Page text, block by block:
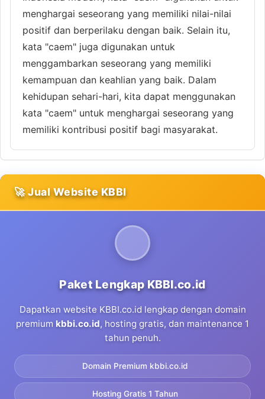
menghargai seseorang yang memiliki nilai-nilai
positif dan berperilaku dengan baik. Selain itu,
kata "caem" juga digunakan untuk
menggambarkan seseorang yang memiliki
kemampuan dan keahlian yang baik. Dalam
kehidupan sehari-hari, kita dapat menggunakan
kata "caem" untuk menghargai seseorang yang
memiliki kontribusi positif bagi masyarakat.
🚀 Jual Website KBBI
Paket Lengkap KBBI.co.id
Dapatkan website KBBI.co.id lengkap dengan domain
premium kbbi.co.id, hosting gratis, dan maintenance 1
tahun penuh.
Domain Premium kbbi.co.id
Hosting Gratis 1 Tahun